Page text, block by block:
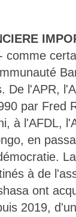
comme
De l'APR,
par Fred
à l'AFDL,
en
à de
ont
2019,